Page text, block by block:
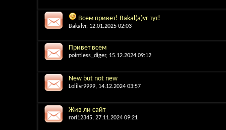
Всем привет! Bakal(a)vr тут!
Bakalvr, 12.01.2025 02:03
Привет всем
pointless_diger, 15.12.2024 09:12
New but not new
Lolilvr9999, 14.12.2024 03:57
Жив ли сайт
rori12345, 27.11.2024 09:21